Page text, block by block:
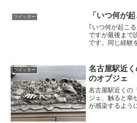
ツイッター 「いつ何が
｢いつ何が起こ
ですが最後まで
です。同じ経験
— 山田雄也
ツイッター
名古屋駅近く
のオブジェ
名古屋駅近くの
ジェ、触ると幸
が感染するよう